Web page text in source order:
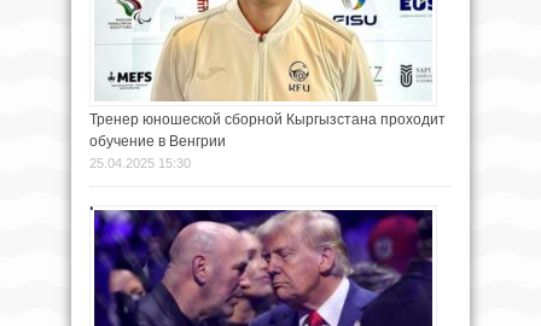
Тренер юношеской сборной Кыргызстана проходит
обучение в Венгрии
25.04.2025 15:30